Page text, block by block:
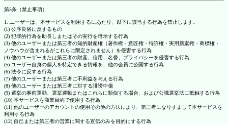
第5条（禁止事項）
1. ユーザーは、本サービスを利用するにあたり、以下に該当する行為を禁止します。
(1) 公序良俗に反するもの
(2) 犯罪的行為を助長しまたはその実行を暗示する行為
(3) 他のユーザーまたは第三者の知的財産権（著作権・意匠権・特許権・実用新案権・商標権・
ノウハウが含まれるがこれらに限定されません）を侵害する行為
(4) 他のユーザーまたは第三者の財産、信用、名誉、プライバシーを侵害する行為
(5) ユーザー自身の個人を特定できる情報を、他の会員に公開する行為
(6) 法令に反する行為
(7) 他のユーザーまたは第三者に不利益を与える行為
(8) 他のユーザーまたは第三者に対する誹謗中傷
(9) 選挙の事前運動、選挙運動またはこれらに類似する場合、および公職選挙法に抵触する行為
(10) 本サービスを商業目的で使用する行為
(11) 他のユーザーのアカウントの使用その他の方法により、第三者になりすまして本サービスを
利用する行為
(12) 自己または第三者の営業に関する宣伝のみを目的にする行為